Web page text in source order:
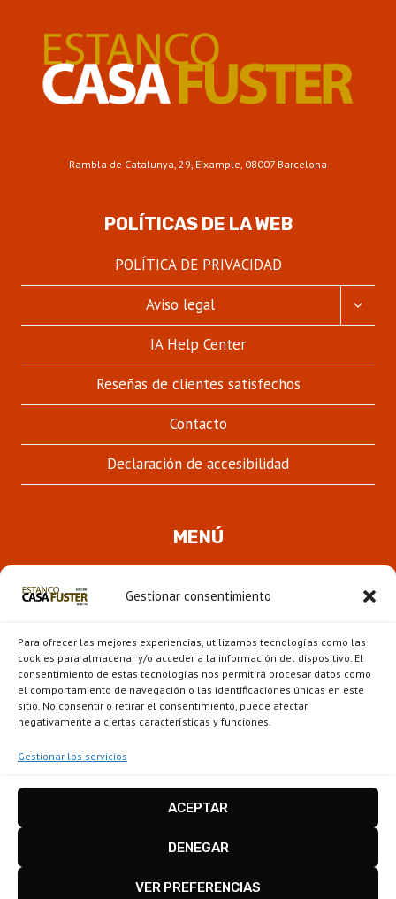
Gestionar consentimiento
Para ofrecer las mejores experiencias, utilizamos tecnologías como las
cookies para almacenar y/o acceder a la información del dispositivo. El
consentimiento de estas tecnologías nos permitirá procesar datos como
el comportamiento de navegación o las identificaciones únicas en este
sitio. No consentir o retirar el consentimiento, puede afectar
negativamente a ciertas características y funciones.
Gestionar los servicios
ACEPTAR
DENEGAR
VER PREFERENCIAS
Rambla de Catalunya, 29, Eixample, 08007 Barcelona
POLÍTICAS DE LA WEB
POLÍTICA DE PRIVACIDAD
Aviso legal
IA Help Center
Reseñas de clientes satisfechos
Contacto
Declaración de accesibilidad
MENÚ
HIJO
Novedades
Escaparate
Disseny i configuracióigualada.online